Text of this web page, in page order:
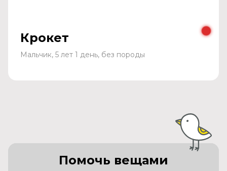
Крокет
Мальчик, 5 лет 1 день, без породы
Помочь вещами